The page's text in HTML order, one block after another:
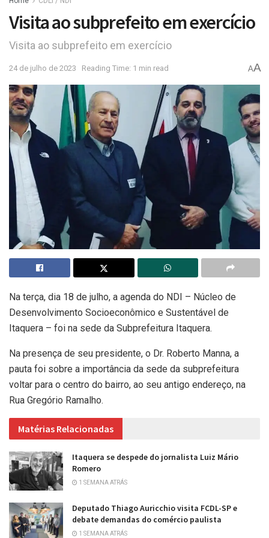
Visita ao subprefeito em exercício
Visita ao subprefeito em exercício
24 de julho de 2023 Reading Time: 1 min read AA
Na terça, dia 18 de julho, a agenda do NDI – Núcleo de
Desenvolvimento Socioeconômico e Sustentável de
Itaquera – foi na sede da Subprefeitura Itaquera.
Na presença de seu presidente, o Dr. Roberto Manna, a
pauta foi sobre a importância da sede da subprefeitura
voltar para o centro do bairro, ao seu antigo endereço, na
Rua Gregório Ramalho.
Matérias Relacionadas
Itaquera se despede do jornalista Luiz Mário
Romero
1 SEMANA ATRÁS
Deputado Thiago Auricchio visita FCDL-SP e
debate demandas do comércio paulista
1 SEMANA ATRÁS